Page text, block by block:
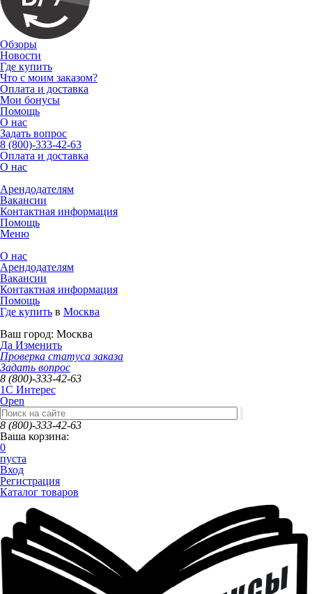
Обзоры
Новости
Где купить
Что с моим заказом?
Оплата и доставка
Мои бонусы
Помощь
О нас
Задать вопрос
8 (800)-333-42-63
Оплата и доставка
О нас
Арендодателям
Вакансии
Контактная информация
Помощь
Меню
О нас
Арендодателям
Вакансии
Контактная информация
Помощь
Где купить в Москва
Ваш город: Москва
Да Изменить
Проверка статуса заказа
Задать вопрос
8 (800)-333-42-63
1C Интерес
Open
8 (800)-333-42-63
Ваша корзина:
0
пуста
Вход
Регистрация
Каталог товаров